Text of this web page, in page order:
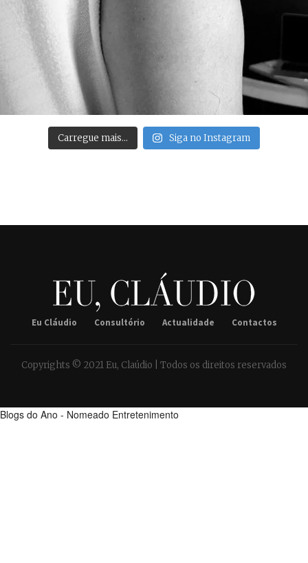
Carregue mais… Siga no Instagram
Eu Cláudio Consultório Actualidade Contactos
Copyrights © 2021 Eu, Claúdio | Todos os direitos reservados
Blogs do Ano - Nomeado Entretenimento